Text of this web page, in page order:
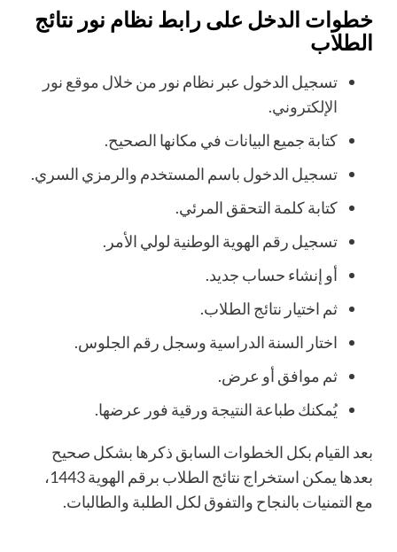
خطوات الدخل على رابط نظام نور نتائج
الطلاب
تسجيل الدخول عبر نظام نور من خلال موقع نور
الإلكتروني.
كتابة جميع البيانات في مكانها الصحيح.
تسجيل الدخول باسم المستخدم والرمزي السري.
كتابة كلمة التحقق المرئي.
تسجيل رقم الهوية الوطنية لولي الأمر.
أو إنشاء حساب جديد.
ثم اختيار نتائج الطلاب.
اختار السنة الدراسية وسجل رقم الجلوس.
ثم موافق أو عرض.
يُمكنك طباعة النتيجة ورقية فور عرضها.
بعد القيام بكل الخطوات السابق ذكرها بشكل صحيح
بعدها يمكن استخراج نتائج الطلاب برقم الهوية 1443،
مع التمنيات بالنجاح والتفوق لكل الطلبة والطالبات.